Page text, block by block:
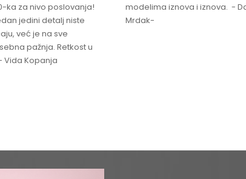
ka za nivo poslovanja!
jedini detalj niste
već je na sve
pažnja. Retkost u
Vida Kopanja
modelima iznova i iznova. -
Mrdak-